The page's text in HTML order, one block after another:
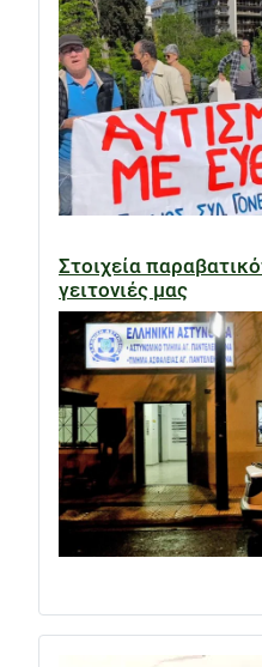
Στοιχεία
γειτονιές μας